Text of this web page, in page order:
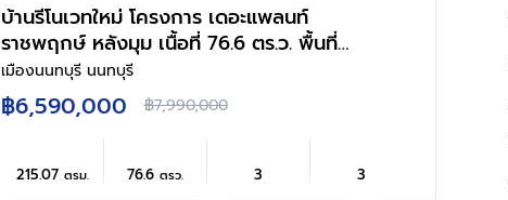
บ้านรีโนเวทใหม่ โครงการ เดอะแพลนท์
ราชพฤกษ์ หลังมุม เนื้อที่ 76.6 ตร.ว. พื้นที่
ใช้สอย 215.07 ตร.ม. ฟังก์ชัน 4 ห้องนอน 3
ห้องน้ำ จอดรถได้ 2 คัน บนทำเลศักยภาพ
เดินทางสะดวก ใกล้วงเวียนพระราม5, The
Walk, ทางด่วน ศรีรัช และรถไฟฟ้าสายสีม่วง
"สถานีบางรักใหญ่"
เมืองนนทบุรี นนทบุรี
฿6,590,000 ฿7,990,000
215.07 ตรม. 76.6ตรว. 3 3